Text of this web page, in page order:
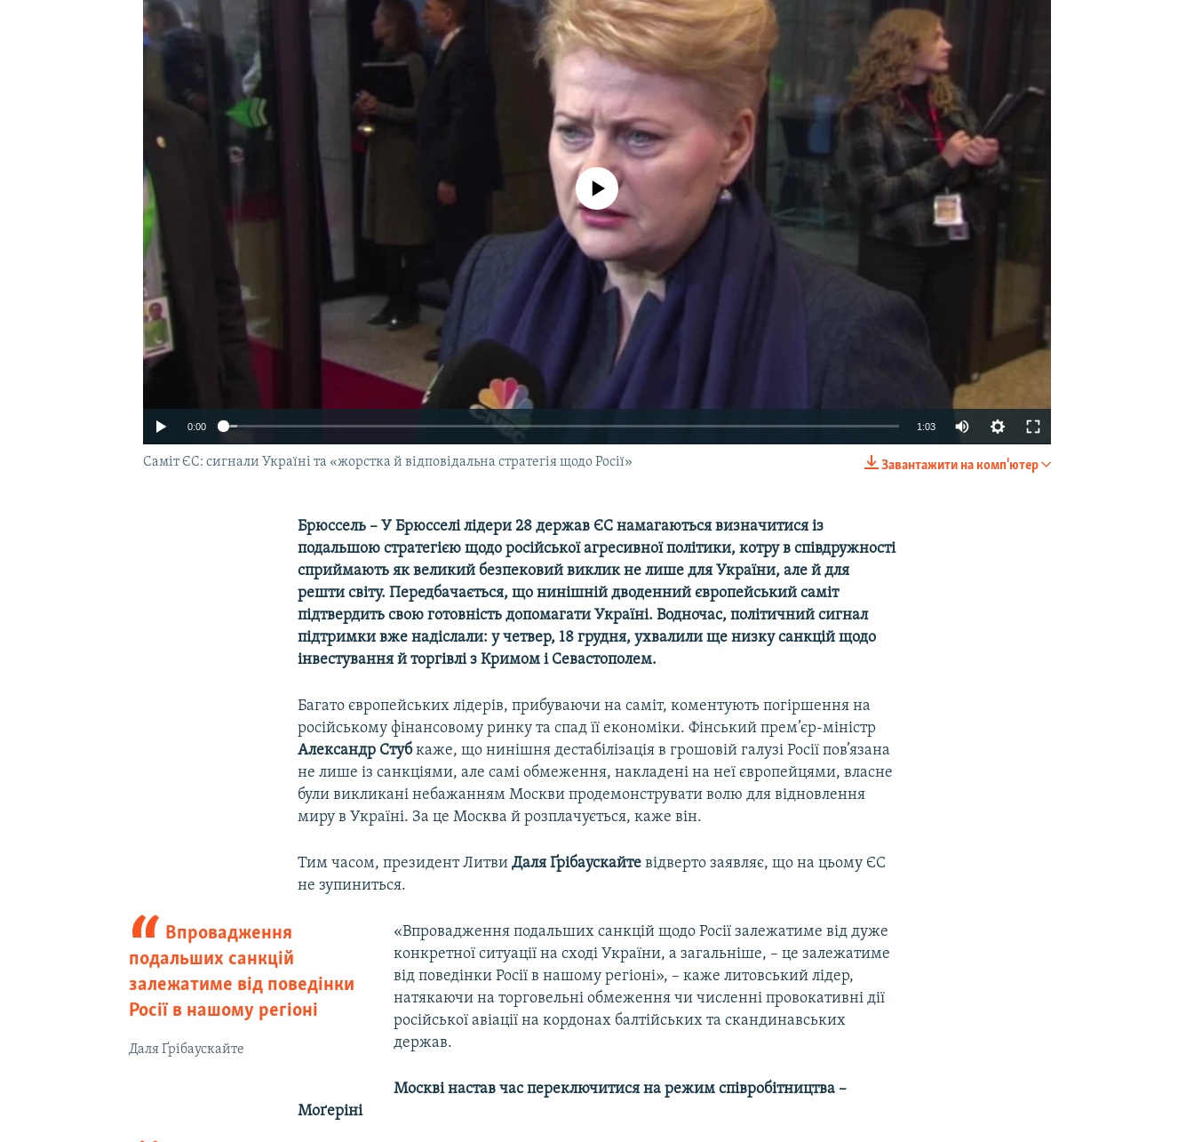
No media source currently available
0:00 1:03
Завантажити на комп'ютер
Саміт ЄС: сигнали Україні та «жорстка й відповідальна стратегія щодо Росії»
Брюссель – У Брюсселі лідери 28 держав ЄС намагаються визначитися із
подальшою стратегією щодо російської агресивної політики, котру в співдружності
сприймають як великий безпековий виклик не лише для України, але й для
решти світу. Передбачається, що нинішній дводенний європейський саміт
підтвердить свою готовність допомагати Україні. Водночас, політичний сигнал
підтримки вже надіслали: у четвер, 18 грудня, ухвалили ще низку санкцій щодо
інвестування й торгівлі з Кримом і Севастополем.
Багато європейських лідерів, прибуваючи на саміт, коментують погіршення на
російському фінансовому ринку та спад її економіки. Фінський прем’єр-міністр
Александр Стубкаже, що нинішня дестабілізація в грошовій галузі Росії пов’язана
не лише із санкціями, але самі обмеження, накладені на неї європейцями, власне
були викликані небажанням Москви продемонструвати волю для відновлення
миру в Україні. За це Москва й розплачується, каже він.
Тим часом, президент ЛитвиДаля Ґрібаускайте відверто заявляє, що на цьому ЄС
не зупиниться.
Впровадження
подальших санкцій
залежатиме від поведінки
Росії в нашому регіоні
Даля Ґрібаускайте
«Впровадження подальших санкцій щодо Росії залежатиме від дуже
конкретної ситуації на сході України, а загальніше, – це залежатиме
від поведінки Росії в нашому регіоні», – каже литовський лідер,
натякаючи на торговельні обмеження чи численні провокативні дії
російської авіації на кордонах балтійських та скандинавських
держав.
Москві настав час переключитися на режим співробітництва –
Моґеріні